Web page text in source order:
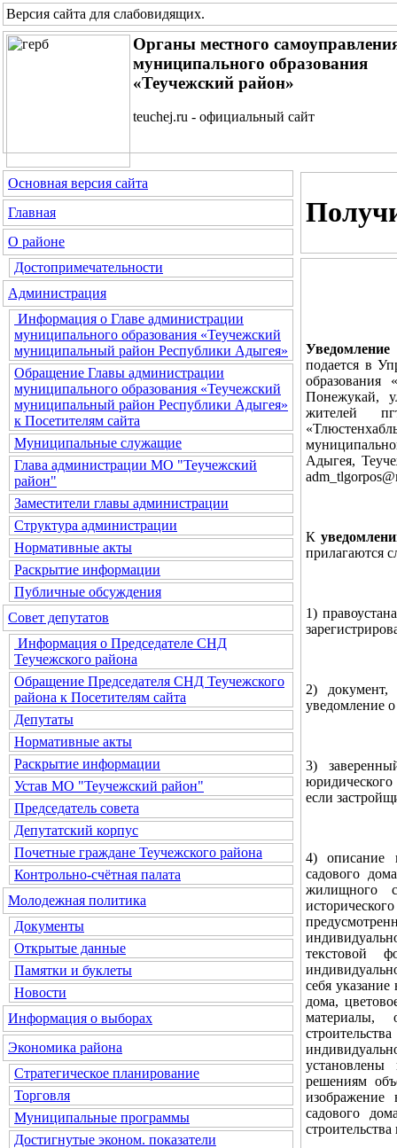
Версия сайта для слабовидящих.
Органы местного
муниципального образования
«Теучежский район»
teuchej.ru - официальный сайт
Основная версия сайта
Главная
О районе
Достопримечательности
Администрация
Информация о Главе администрации
муниципального образования «Теучежский
муниципальный район Республики Адыгея»
Обращение Главы администрации
муниципального образования «Теучежский
муниципальный район Республики Адыгея»
к Посетителям сайта
Муниципальные служащие
Глава администрации МО "Теучежский
район"
Заместители главы администрации
Структура администрации
Нормативные акты
Раскрытие информации
Публичные обсуждения
Совет депутатов
Информация о Председателе СНД
Теучежского района
Обращение Председателя СНД Теучежского
района к Посетителям сайта
Депутаты
Нормативные акты
Раскрытие информации
Устав МО "Теучежский район"
Председатель совета
Депутатский корпус
Почетные граждане Теучежского района
Контрольно-счётная палата
Молодежная политика
Документы
Открытые данные
Памятки и буклеты
Новости
Информация о выборах
Экономика района
Стратегическое планирование
Торговля
Муниципальные программы
Достигнутые эконом. показатели
Уведомление
подается в
образования
Понежукай,
жителей
Адыгея,
К
прилагаются
1)
2) документ,
уведомление
3)
юридического
если
4) описание
садового
жилищного
текстовой
себя
дома,
материалы,
установлены
решениям
изображение
садового